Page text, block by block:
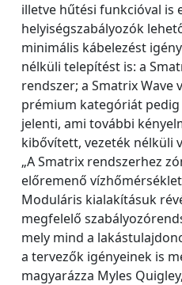
illetve hűtési funkcióval is
helyiségszabályozók
minimális kábelezést
nélküli telepítést is: a
rendszer; a Smatrix Wave
prémium kategóriát pedig
jelenti, ami további
kibővített, vezeték nélküli
„A Smatrix rendszerhez
előremenő
Moduláris kialakításuk
megfelelő
mely mind a
a tervezők igényeinek is
magyarázza Myles